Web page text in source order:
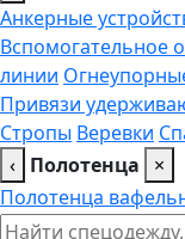
Анкерные
Вспомогательное
линии
Привязи
Стропы Веревки
‹ Полотенца
×
Полотенца